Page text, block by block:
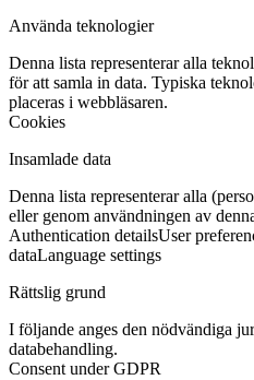
Använda teknologier
Denna lista representerar alla
för att samla in data. Typiska
placeras i webbläsaren.
Cookies
Insamlade data
Denna lista representerar alla
eller genom användningen av
Authentication detailsUser
dataLanguage settings
Rättslig grund
I följande anges den nödvändiga
databehandling.
Consent under GDPR